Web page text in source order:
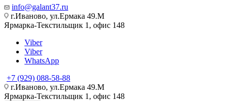
info@galant37.ru
г.Иваново, ул.Ермака 49.M
Ярмарка-Текстильщик 1, офис 148
Viber
Viber
WhatsApp
+7 (929) 088-58-88
г.Иваново, ул.Ермака 49.M
Ярмарка-Текстильщик 1, офис 148